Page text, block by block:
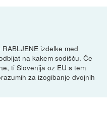
izdelke med
na kakem sodišču. Če
ti Slovenija oz EU s tem
za izogibanje dvojnih